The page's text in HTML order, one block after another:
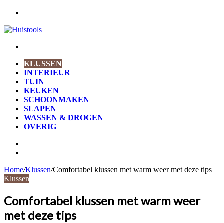
KLUSSEN
INTERIEUR
TUIN
KEUKEN
SCHOONMAKEN
SLAPEN
WASSEN & DROGEN
OVERIG
Home/Klussen/Comfortabel klussen met warm weer met deze tips
Klussen
Comfortabel klussen met warm weer
met deze tips